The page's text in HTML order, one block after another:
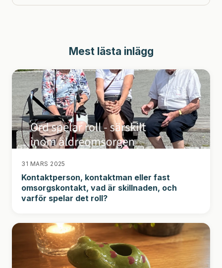
Mest lästa inlägg
31 MARS 2025
Kontaktperson, kontaktman eller fast
omsorgskontakt, vad är skillnaden, och
varför spelar det roll?